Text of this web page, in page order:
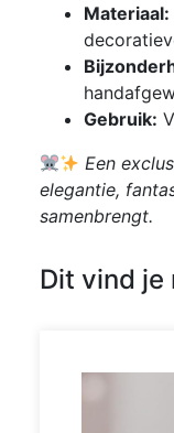
Materiaal:
Gebruik:
Een
elegantie,
samenbrengt.
Dit vind je